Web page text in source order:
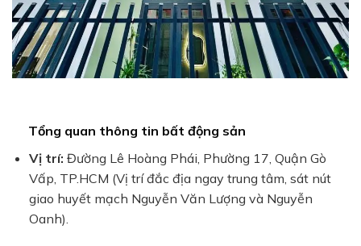
Tổng quan thông tin bất động sản
Vị trí: Đường Lê Hoàng Phái, Phường 17, Quận Gò
Vấp, TP.HCM (Vị trí đắc địa ngay trung tâm, sát nút
giao huyết mạch Nguyễn Văn Lượng và Nguyễn
Oanh).